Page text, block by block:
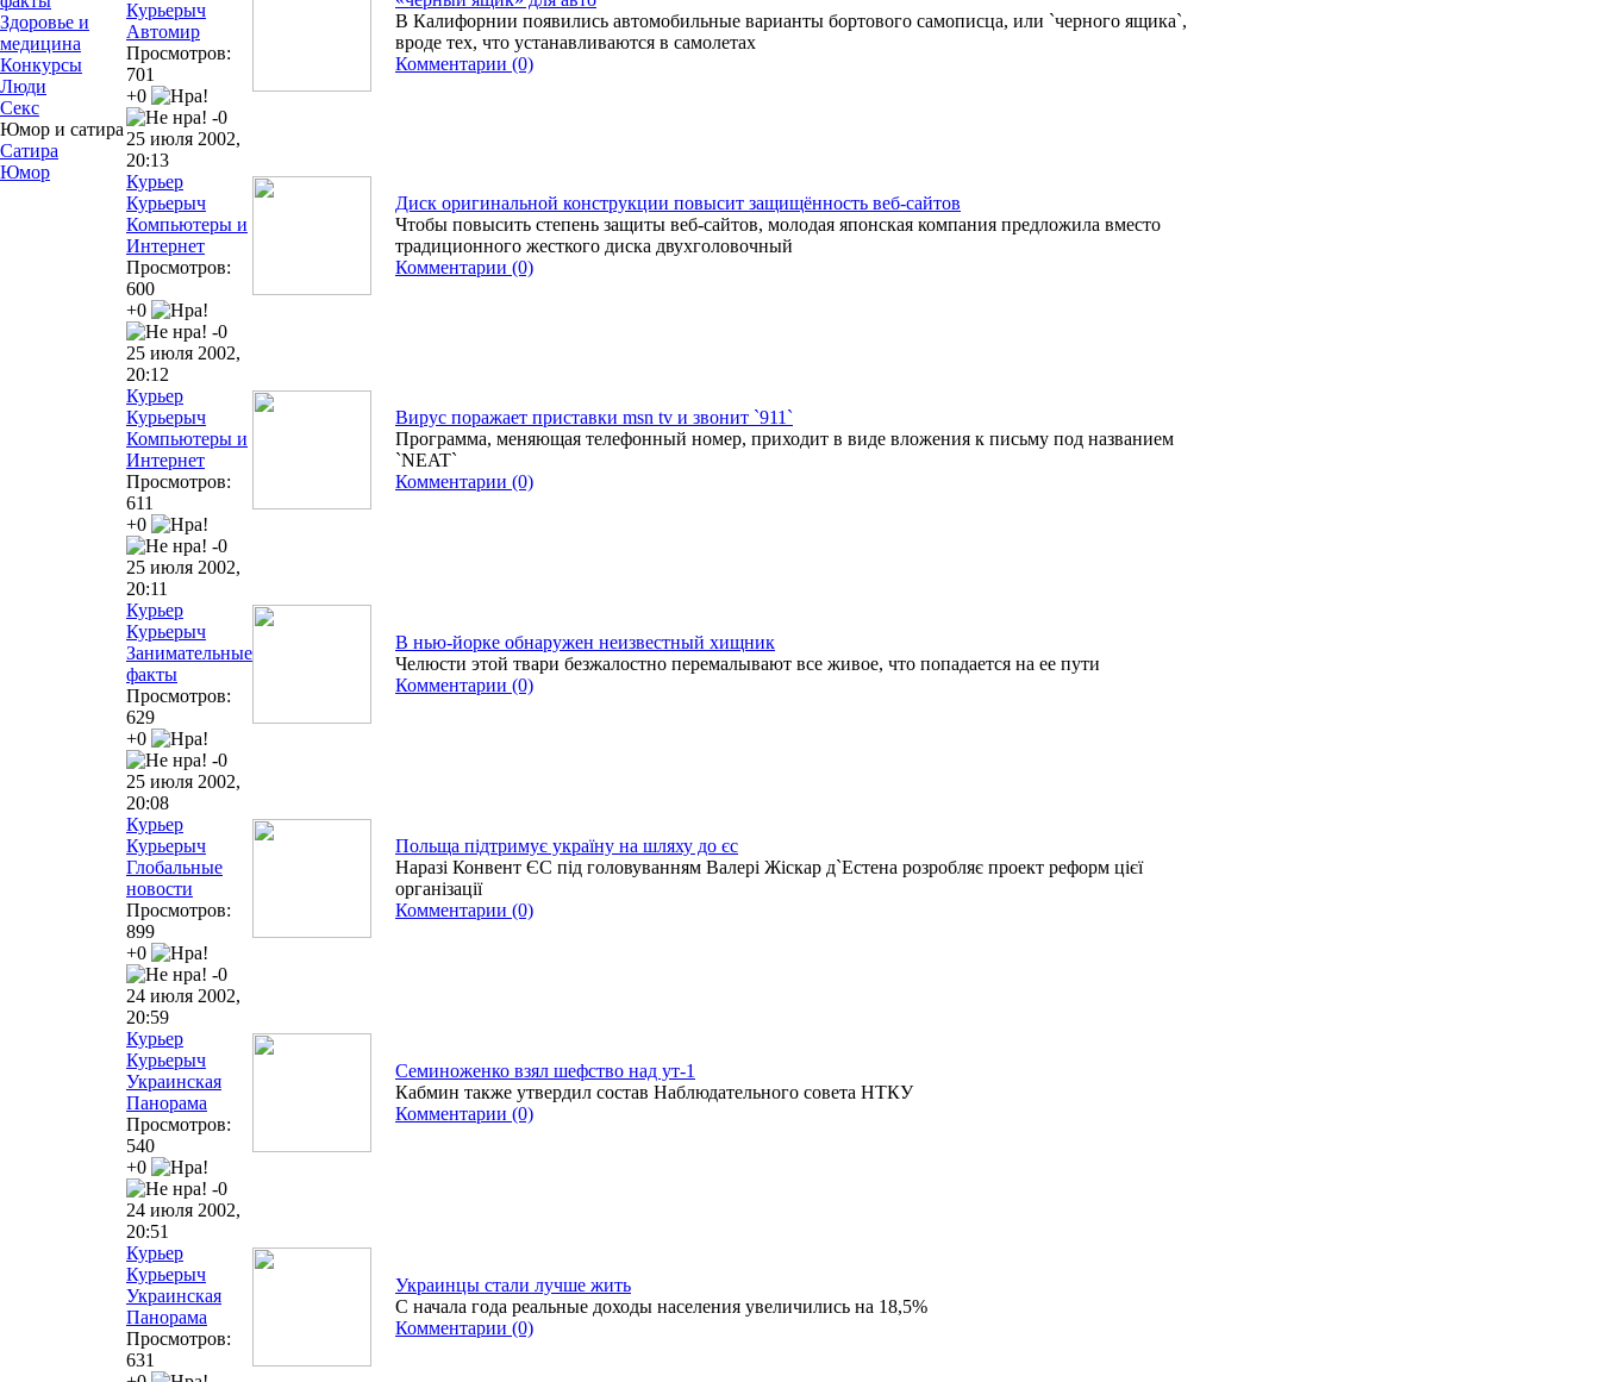
Здоровье и
медицина
Конкурсы
Люди
Секс
Юмор и сатира
Сатира
Юмор
Курьерыч
Автомир
Просмотров:
701
+0
-0
В Калифорнии появились автомобильные варианты бортового самописца, или `черного ящика`,
вроде тех, что устанавливаются в самолетах
Комментарии (0)
25 июля 2002,
20:13
Курьер
Курьерыч
Компьютеры и
Интернет
Просмотров:
600
+0
-0
Диск оригинальной конструкции повысит защищённость веб-сайтов
Чтобы повысить степень защиты веб-сайтов, молодая японская компания предложила вместо
традиционного жесткого диска двухголовочный
Комментарии (0)
25 июля 2002,
20:12
Курьер
Курьерыч
Компьютеры и
Интернет
Просмотров:
611
+0
-0
Вирус поражает приставки msn tv и звонит `911`
Программа, меняющая телефонный номер, приходит в виде вложения к письму под названием
`NEAT`
Комментарии (0)
25 июля 2002,
20:11
Курьер
Курьерыч
Занимательные
факты
Просмотров:
629
+0
-0
В нью-йорке обнаружен неизвестный хищник
Челюсти этой твари безжалостно перемалывают все живое, что попадается на ее пути
Комментарии (0)
25 июля 2002,
20:08
Курьер
Курьерыч
Глобальные
новости
Просмотров:
899
+0
-0
Польща підтримує україну на шляху до єс
Наразі Конвент ЄС під головуванням Валері Жіскар д`Естена розробляє проект реформ цієї
організації
Комментарии (0)
24 июля 2002,
20:59
Курьер
Курьерыч
Украинская
Панорама
Просмотров:
540
+0
-0
Семиноженко взял шефство над ут-1
Кабмин также утвердил состав Наблюдательного совета НТКУ
Комментарии (0)
24 июля 2002,
20:51
Курьер
Курьерыч
Украинская
Панорама
Просмотров:
631
Украинцы стали лучше жить
С начала года реальные доходы населения увеличились на 18,5%
Комментарии (0)